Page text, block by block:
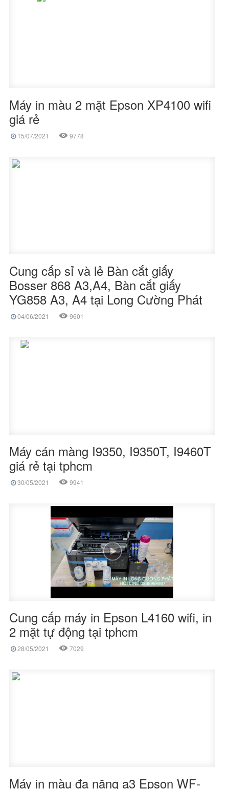
Máy in màu 2 mặt Epson XP4100 wifi
giá rẻ
15/07/2021 9778
Cung cấp sỉ và lẻ Bàn cắt giấy
Bosser 868 A3,A4, Bàn cắt giấy
YG858 A3, A4 tại Long Cường Phát
04/06/2021 9601
Máy cán màng I9350, I9350T, I9460T
giá rẻ tại tphcm
30/05/2021 9941
Cung cấp máy in Epson L4160 wifi, in
2 mặt tự động tại tphcm
28/05/2021 7029
Máy in màu đa năng a3 Epson WF-